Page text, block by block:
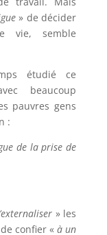
» de décider
vie, semble
étudié ce
beaucoup
pauvres gens
:
de la prise de
» les
confier «à un